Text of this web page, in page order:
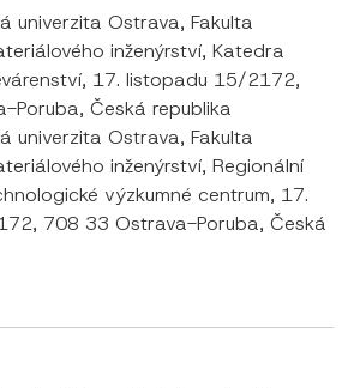
univerzita Ostrava, Fakulta
inženýrství, Katedra
17. listopadu 15/2172,
Poruba, Česká republika
univerzita Ostrava, Fakulta
inženýrství, Regionální
výzkumné centrum, 17.
708 33 Ostrava-Poruba, Česká